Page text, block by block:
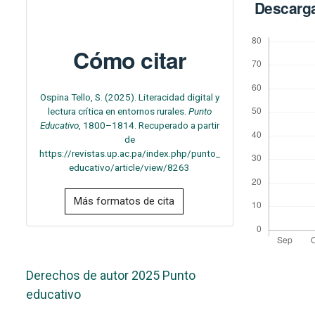
Cómo citar
Ospina Tello, S. (2025). Literacidad digital y
lectura crítica en entornos rurales. Punto
Educativo, 1800–1814. Recuperado a partir
de
https://revistas.up.ac.pa/index.php/punto_
educativo/article/view/8263
Más formatos de cita
Derechos de autor 2025 Punto
educativo